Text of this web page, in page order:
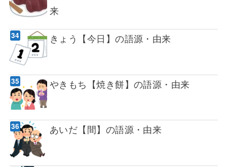
来
きょう【今日】の語源・由来
やきもち【焼き餅】の語源・由来
あいだ【間】の語源・由来